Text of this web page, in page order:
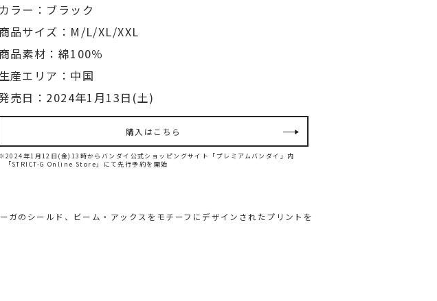
カラー：ブラック
商品サイズ：M/L/XL/XXL
商品素材：綿100％
生産エリア：中国
売日：2024年1月13日(土)
購入はこちら
※2024年1月12日(金)13時からバンダイ公式ショッピングサイト「プレミアムバンダイ」内
「STRICT-G Online Store」にて先行予約を開始
のシールド、ビーム・アックスをモチーフにデザインされたプリントを